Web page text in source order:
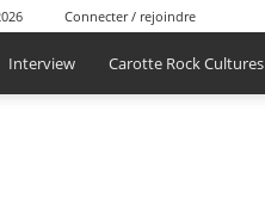
Connecter / rejoindre
Interview Carotte Rock Cultures